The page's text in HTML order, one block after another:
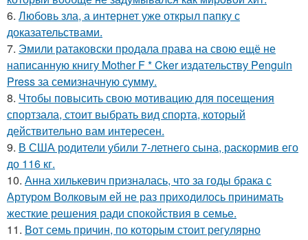
6. Любовь зла, а интернет уже открыл папку с
доказательствами.
7. Эмили ратаковски продала права на свою ещё не
написанную книгу Mother F * Cker издательству Penguin
Press за семизначную сумму.
8. Чтобы повысить свою мотивацию для посещения
спортзала, стоит выбрать вид спорта, который
действительно вам интересен.
9. В США родители убили 7-летнего сына, раскормив его
до 116 кг.
10. Анна хилькевич призналась, что за годы брака с
Артуром Волковым ей не раз приходилось принимать
жесткие решения ради спокойствия в семье.
11. Вот семь причин, по которым стоит регулярно